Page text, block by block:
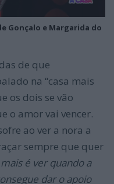
Gonçalo e Margarida do
de que
na “casa mais
os dois se vão
o amor vai vencer.
ao ver a nora a
sempre que quer
é ver quando a
dar o apoio